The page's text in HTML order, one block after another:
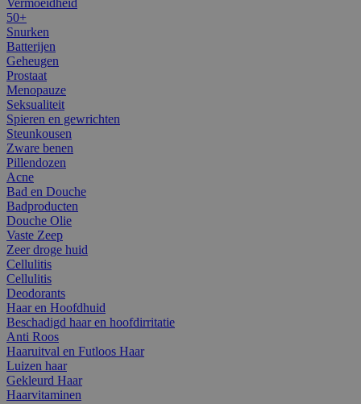
50+
Snurken
Batterijen
Geheugen
Prostaat
Menopauze
Seksualiteit
Spieren en gewrichten
Steunkousen
Zware benen
Pillendozen
Acne
Bad en Douche
Badproducten
Douche Olie
Vaste Zeep
Zeer droge huid
Cellulitis
Cellulitis
Deodorants
Haar en Hoofdhuid
Beschadigd haar en hoofdirritatie
Anti Roos
Haaruitval en Futloos Haar
Luizen haar
Gekleurd Haar
Haarvitaminen